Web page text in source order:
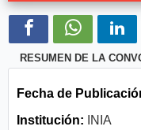
RESUMEN DE LA
Fecha de
Institución: INIA